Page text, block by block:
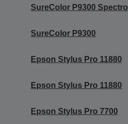
SureColor P9300 Spectro
SureColor P9300
Epson Stylus Pro 11880
Epson Stylus Pro 11880
Epson Stylus Pro 7700